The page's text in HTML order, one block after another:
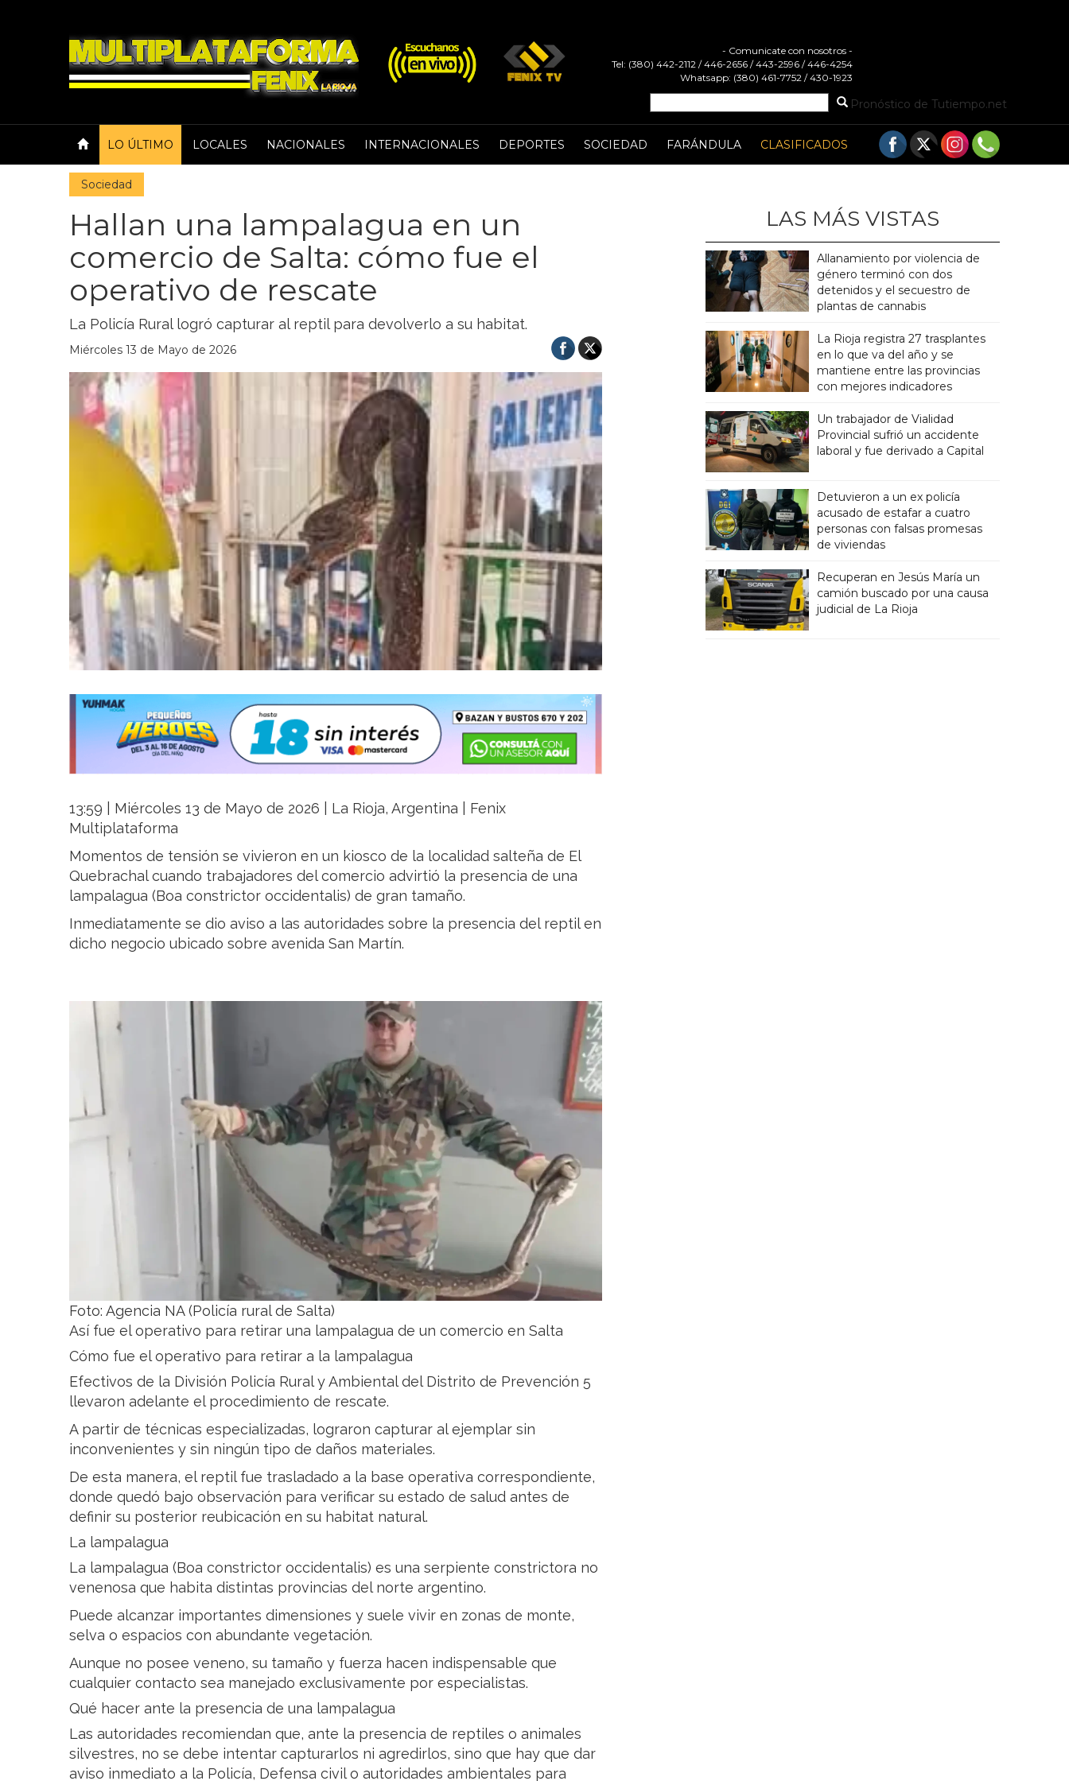
- Comunicate con nosotros -
Tel: (380) 442-2112 / 446-2656 / 443-2596 / 446-4254
Whatsapp: (380) 461-7752 / 430-1923
Pronóstico de Tutiempo.net
LO ÚLTIMO LOCALES NACIONALES INTERNACIONALES DEPORTES SOCIEDAD FARÁNDULA CLASIFICADOS
Sociedad
Hallan una lampalagua en un
comercio de Salta: cómo fue el
operativo de rescate
La Policía Rural logró capturar al reptil para devolverlo a su habitat.
Miércoles 13 de Mayo de 2026
13:59 | Miércoles 13 de Mayo de 2026 | La Rioja, Argentina | Fenix
Multiplataforma
Momentos de tensión se vivieron en un kiosco de la localidad salteña de El
Quebrachal cuando trabajadores del comercio advirtió la presencia de una
lampalagua (Boa constrictor occidentalis) de gran tamaño.
Inmediatamente se dio aviso a las autoridades sobre la presencia del reptil en
dicho negocio ubicado sobre avenida San Martín.
Foto: Agencia NA (Policía rural de Salta)
Así fue el operativo para retirar una lampalagua de un comercio en Salta
Cómo fue el operativo para retirar a la lampalagua
Efectivos de la División Policía Rural y Ambiental del Distrito de Prevención 5
llevaron adelante el procedimiento de rescate.
A partir de técnicas especializadas, lograron capturar al ejemplar sin
inconvenientes y sin ningún tipo de daños materiales.
De esta manera, el reptil fue trasladado a la base operativa correspondiente,
donde quedó bajo observación para verificar su estado de salud antes de
definir su posterior reubicación en su habitat natural.
La lampalagua
La lampalagua (Boa constrictor occidentalis) es una serpiente constrictora no
venenosa que habita distintas provincias del norte argentino.
Puede alcanzar importantes dimensiones y suele vivir en zonas de monte,
selva o espacios con abundante vegetación.
Aunque no posee veneno, su tamaño y fuerza hacen indispensable que
cualquier contacto sea manejado exclusivamente por especialistas.
Qué hacer ante la presencia de una lampalagua
Las autoridades recomiendan que, ante la presencia de reptiles o animales
silvestres, no se debe intentar capturarlos ni agredirlos, sino que hay que dar
aviso inmediato a la Policía, Defensa civil o autoridades ambientales para
LAS MÁS VISTAS
Allanamiento por violencia de
género terminó con dos
detenidos y el secuestro de
plantas de cannabis
La Rioja registra 27 trasplantes
en lo que va del año y se
mantiene entre las provincias
con mejores indicadores
Un trabajador de Vialidad
Provincial sufrió un accidente
laboral y fue derivado a Capital
Detuvieron a un ex policía
acusado de estafar a cuatro
personas con falsas promesas
de viviendas
Recuperan en Jesús María un
camión buscado por una causa
judicial de La Rioja